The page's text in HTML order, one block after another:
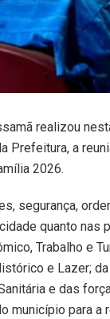
realizou
Prefeitura, a
2026.
segurança,
quanto nas
Trabalho e
e Lazer;
e das
município para a